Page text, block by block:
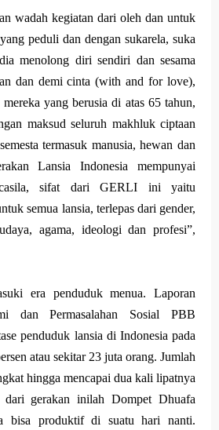
wadah kegiatan dari oleh dan untuk
peduli dan dengan sukarela, suka
menolong diri sendiri dan sesama
dan demi cinta (with and for love),
yang berusia di atas 65 tahun,
maksud seluruh makhluk ciptaan
termasuk manusia, hewan dan
Lansia Indonesia mempunyai
sifat dari GERLI ini yaitu
semua lansia, terlepas dari gender,
agama, ideologi dan profesi”,
era penduduk menua. Laporan
dan Permasalahan Sosial PBB
penduduk lansia di Indonesia pada
atau sekitar 23 juta orang. Jumlah
hingga mencapai dua kali lipatnya
gerakan inilah Dompet Dhuafa
bisa produktif di suatu hari nanti.